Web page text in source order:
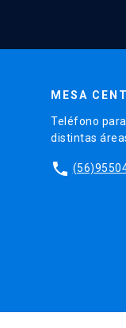
MESA
Teléfono
distintas
phone